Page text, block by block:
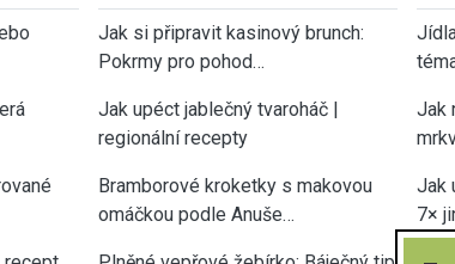
Jak si připravit kasinový brunch:
Pokrmy pro pohod…
Jak upéct jablečný tvaroháč |
regionální recepty
Bramborové kroketky s makovou
omáčkou podle Anuše…
Jak
Jak
7×